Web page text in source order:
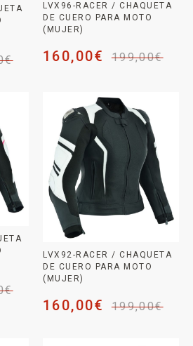
€
LVX96-RACER / CHAQUETA
DE CUERO PARA MOTO
(MUJER)
199,00€
160,00€
€
LVX92-RACER / CHAQUETA
DE CUERO PARA MOTO
(MUJER)
199,00€
160,00€